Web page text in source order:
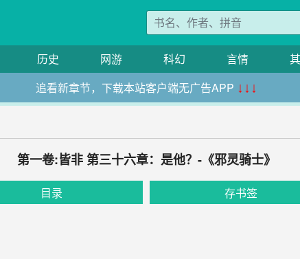
历史 网游 科幻 言情
追看新章节，下载本站客户端无广告APP ↓↓↓
第一卷:皆非 第三十六章：是他？-《邪灵骑士》
目录 存书签